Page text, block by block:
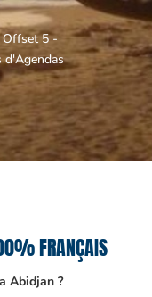
Offset 5 -
d'Agendas
FRANÇAIS
Abidjan ?